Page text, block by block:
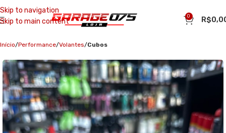
Skip to navigation
Skip to main content
0 R$
Início Performance Volantes Cubos